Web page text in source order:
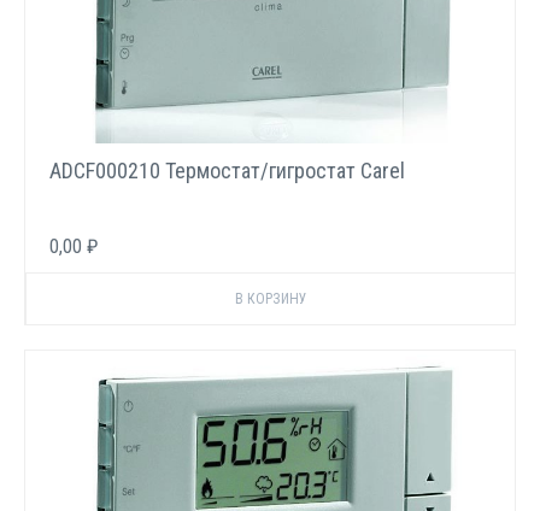
ADCF000210 Термостат/гигростат Carel
0,00 ₽